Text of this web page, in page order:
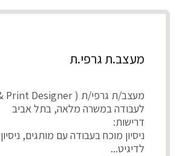
מעצב.ת גרפי.ת
לעבודה במשרה מלאה, בתל אביב
דרישות:
ניסיון מוכח בעבודה עם מותגים,
לדיגיט...